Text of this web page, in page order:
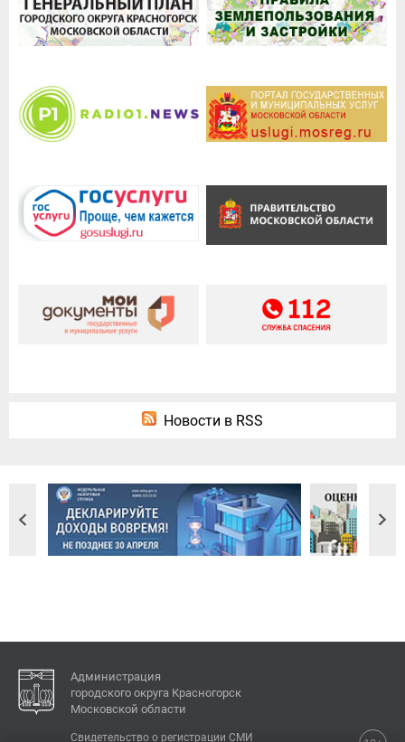
Новости в RSS
Администрация
городского округа Красногорск
Московской области
Свидетельство о регистрации СМИ